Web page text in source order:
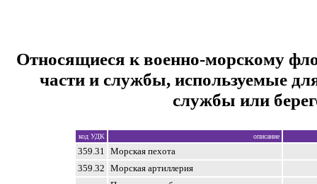
Относящиеся к военно-морскому
части и службы, используемые
службы или
код УДК описание
359.31 Морская пехота
359.32 Морская артиллерия